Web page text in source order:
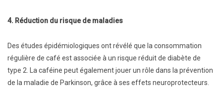
4. Réduction du risque de maladies
Des études épidémiologiques ont révélé que la consommation
régulière de café est associée à un risque réduit de diabète de
type 2. La caféine peut également jouer un rôle dans la prévention
de la maladie de Parkinson, grâce à ses effets neuroprotecteurs.